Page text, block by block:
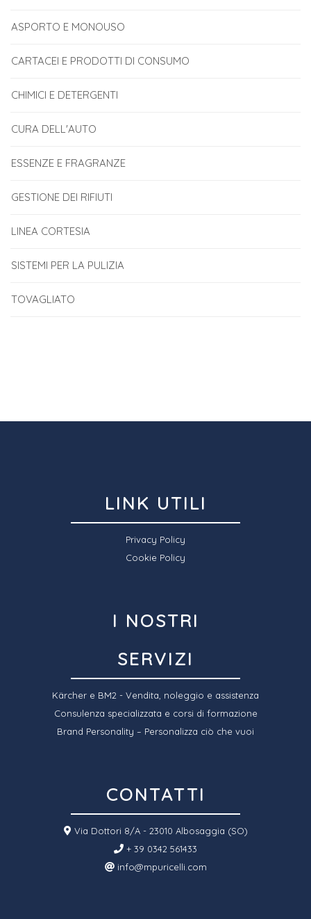
ASPORTO E MONOUSO
CARTACEI E PRODOTTI DI CONSUMO
CHIMICI E DETERGENTI
CURA DELL'AUTO
ESSENZE E FRAGRANZE
GESTIONE DEI RIFIUTI
LINEA CORTESIA
SISTEMI PER LA PULIZIA
TOVAGLIATO
LINK UTILI
Privacy Policy
Cookie Policy
I NOSTRI
SERVIZI
Kärcher e BM2 - Vendita, noleggio e assistenza
Consulenza specializzata e corsi di formazione
Brand Personality – Personalizza ciò che vuoi
CONTATTI
Via Dottori 8/A - 23010 Albosaggia (SO)
+ 39 0342 561433
info@mpuricelli.com